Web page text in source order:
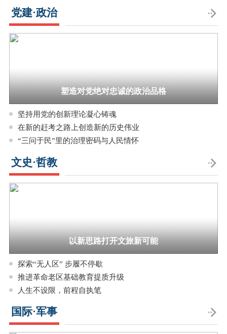
党建·政治
塑造对党绝对忠诚的政治品格
坚持用党的创新理论凝心铸魂
在新的赶考之路上创造新的历史伟业
“三问于民”里的治理密码与人民情怀
文史·哲教
以新思路打开文旅新可能
探索“无人区” 步履不停歇
推进革命老区基础教育提质升级
人生不设限，前程自执笔
国际·军事